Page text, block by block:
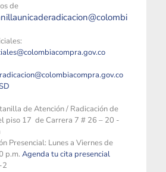
de
de Atención / Radicación de
piso 17 de Carrera 7 # 26 – 20 -
Presencial: Lunes a Viernes de
p.m. Agenda tu cita presencial
2